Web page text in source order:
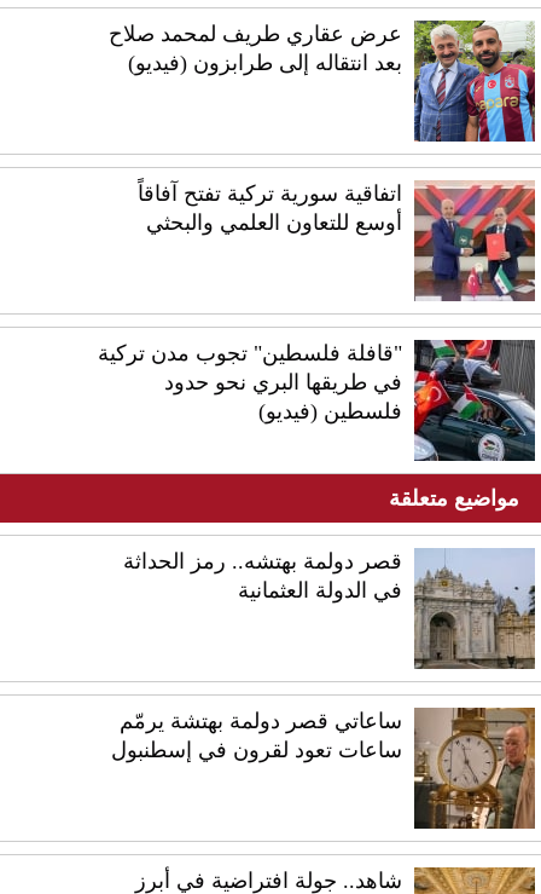
عرض عقاري طريف لمحمد صلاح
بعد انتقاله إلى طرابزون (فيديو)
اتفاقية سورية تركية تفتح آفاقاً
أوسع للتعاون العلمي والبحثي
"قافلة فلسطين" تجوب مدن تركية
في طريقها البري نحو حدود
فلسطين (فيديو)
مواضيع متعلقة
قصر دولمة بهتشه.. رمز الحداثة
في الدولة العثمانية
ساعاتي قصر دولمة بهتشة يرمّم
ساعات تعود لقرون في إسطنبول
شاهد.. جولة افتراضية في أبرز